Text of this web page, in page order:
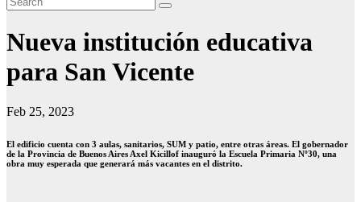
Nueva institución educativa
para San Vicente
Feb 25, 2023
El edificio cuenta con 3 aulas, sanitarios, SUM y patio, entre otras áreas. El gobernador
de la Provincia de Buenos Aires Axel Kicillof inauguró la Escuela Primaria Nº30, una
obra muy esperada que generará más vacantes en el distrito.